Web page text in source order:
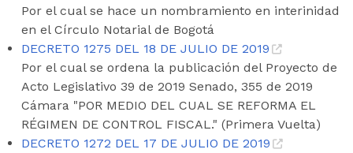
Por el cual se hace un nombramiento en interinidad
en el Círculo Notarial de Bogotá
DECRETO 1275 DEL 18 DE JULIO DE 2019
Por el cual se ordena la publicación del Proyecto de
Acto Legislativo 39 de 2019 Senado, 355 de 2019
Cámara "POR MEDIO DEL CUAL SE REFORMA EL
RÉGIMEN DE CONTROL FISCAL." (Primera Vuelta)
DECRETO 1272 DEL 17 DE JULIO DE 2019